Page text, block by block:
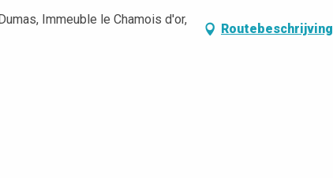
Immeuble le Chamois d'or,
Routebeschrijving